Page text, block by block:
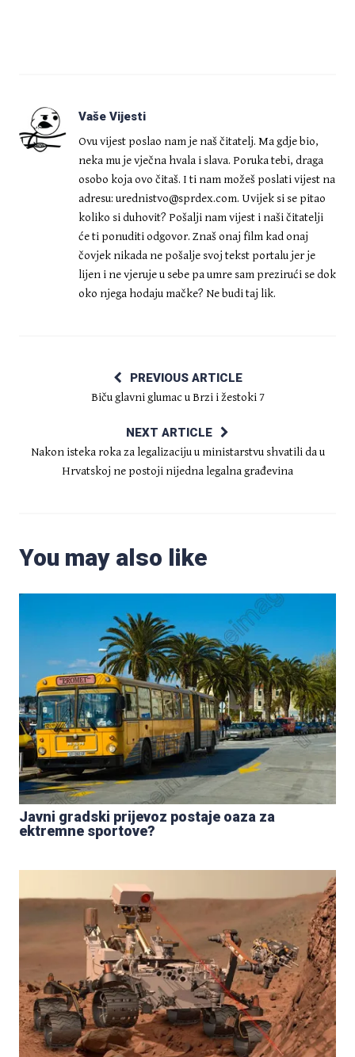
Vaše Vijesti
Ovu vijest poslao nam je naš čitatelj. Ma gdje bio,
neka mu je vječna hvala i slava. Poruka tebi, draga
osobo koja ovo čitaš. I ti nam možeš poslati vijest na
adresu: urednistvo@sprdex.com. Uvijek si se pitao
koliko si duhovit? Pošalji nam vijest i naši čitatelji
će ti ponuditi odgovor. Znaš onaj film kad onaj
čovjek nikada ne pošalje svoj tekst portalu jer je
lijen i ne vjeruje u sebe pa umre sam prezirući se dok
oko njega hodaju mačke? Ne budi taj lik.
PREVIOUS ARTICLE
Biču glavni glumac u Brzi i žestoki 7
NEXT ARTICLE
Nakon isteka roka za legalizaciju u ministarstvu shvatili da u
Hrvatskoj ne postoji nijedna legalna građevina
You may also like
Javni gradski prijevoz postaje oaza za
ektremne sportove?